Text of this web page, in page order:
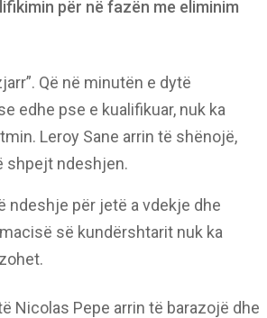
për në fazën me eliminim
Që në minutën e dytë
edhe pse e kualifikuar, nuk ka
Leroy Sane arrin të shënojë,
shpejt ndeshjen.
ndeshje për jetë a vdekje dhe
së kundërshtarit nuk ka
Nicolas Pepe arrin të barazojë dhe